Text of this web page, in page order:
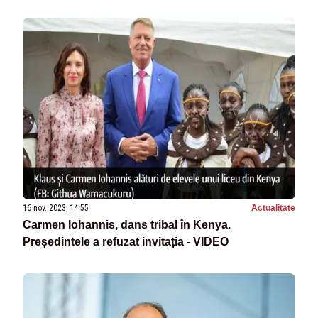
16 nov. 2023, 14:55 Actualitate
Carmen Iohannis, dans tribal în Kenya.
Președintele a refuzat invitația - VIDEO